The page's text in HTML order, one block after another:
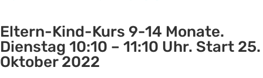
Eltern-Kind-Kurs 9-14 Monate.
Dienstag 10:10 – 11:10 Uhr. Start 25.
Oktober 2022